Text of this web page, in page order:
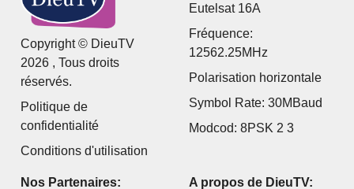
Copyright © DieuTV
2026 , Tous droits
réservés.
Politique de
confidentialité
Conditions d'utilisation
Eutelsat 16A
Fréquence:
12562.25MHz
Polarisation horizontale
Symbol Rate: 30MBaud
Modcod: 8PSK 2 3
Nos Partenaires: A propos de DieuTV: